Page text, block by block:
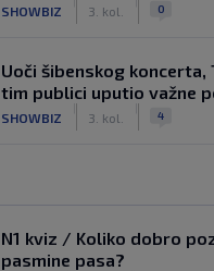
SHOWBIZ 3. kol. 0
Uoči šibenskog koncerta,
tim publici uputio važne
SHOWBIZ 3. kol. 4
N1 kviz / Koliko dobro
pasmine pasa?